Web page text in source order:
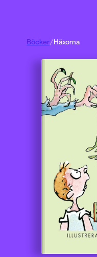
Böcker/Häxorna